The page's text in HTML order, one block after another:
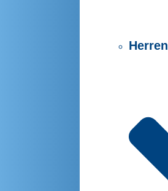
Herren